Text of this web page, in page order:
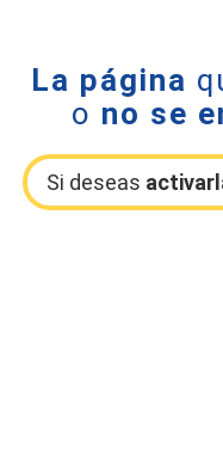
La página
o no se
Si deseas